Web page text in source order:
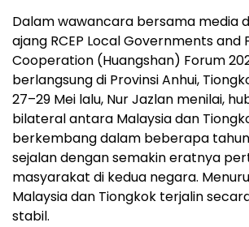
Dalam wawancara bersama media
ajang RCEP Local Governments and
Cooperation (Huangshan) Forum
berlangsung di Provinsi Anhui,
27–29 Mei lalu, Nur Jazlan menilai,
bilateral antara Malaysia dan
berkembang dalam beberapa
sejalan dengan semakin eratnya
masyarakat di kedua negara.
Malaysia dan Tiongkok terjalin
stabil.